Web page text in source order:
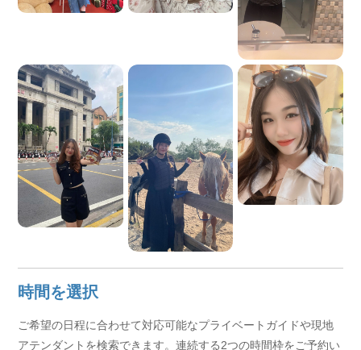
ださい。旅程について心配する必要はありません。すべ
てを完璧に整えます。リラックスして旅を楽しんでくだ
さい。最も本物で興味深いサイゴンを発見できるように
心を込めてご案内します。すべての旅行がリラックスし
て忘れられないものになります〜
時間を選択
ご希望の日程に合わせて対応可能なプライベートガイドや現地
アテンダントを検索できます。連続する2つの時間枠をご予約い